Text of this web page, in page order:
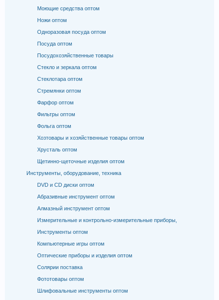
Моющие средства оптом
Ножи оптом
Одноразовая посуда оптом
Посуда оптом
Посудохозяйственные товары
Стекло и зеркала оптом
Стеклотара оптом
Стремянки оптом
Фарфор оптом
Фильтры оптом
Фольга оптом
Хозтовары и хозяйственные товары оптом
Хрусталь оптом
Щетинно-щеточные изделия оптом
Инструменты, оборудование, техника
DVD и CD диски оптом
Абразивные инструмент оптом
Алмазный инструмент оптом
Измерительные и контрольно-измерительные приборы,
Инструменты оптом
Компьютерные игры оптом
Оптические приборы и изделия оптом
Солярии поставка
Фототовары оптом
Шлифовальные инструменты оптом